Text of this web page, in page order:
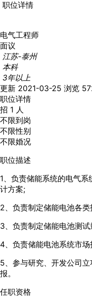
职位详情
电气工程师
面议
江苏-泰州
本科
3年以上
更新 2021-03-25 浏览
职位详情
招 1 人
不限到岗
不限性别
不限婚况
职位描述
1、负责储能系统的电气
计方案;
2、负责制定储能电池各
3、负责制定储能电池测
4、负责储能电池系统市
5、参与研究、开发公司
报。
任职资格